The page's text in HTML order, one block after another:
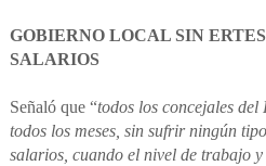
GOBIERNO LOCAL SIN
SALARIOS
Señaló que “todos los concejales
todos los meses, sin sufrir ningún
salarios, cuando el nivel de trabajo